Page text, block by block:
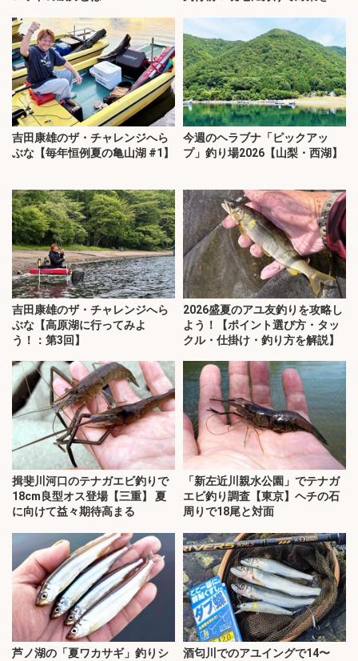
吉田康雄のザ・チャレンジへら
ぶな【毎年恒例夏の亀山湖 #1】
今週のヘラブナ「ピックアッ
プ」釣り場2026【山梨・西湖】
吉田康雄のザ・チャレンジへら
ぶな【高原湖に行ってみよ
う！：第3回】
2026盛夏のアユ友釣りを攻略し
よう！【ポイント選び方・タッ
クル・仕掛け・釣り方を解説】
揖斐川河口のテナガエビ釣りで
18cm良型オス登場【三重】 夏
に向けて益々期待高まる
「新左近川親水公園」でテナガ
エビ釣り調査【東京】ヘチの石
周りで18尾と対面
芦ノ湖の「夏ワカサギ」釣りシ
酒匂川でのアユイングで14〜